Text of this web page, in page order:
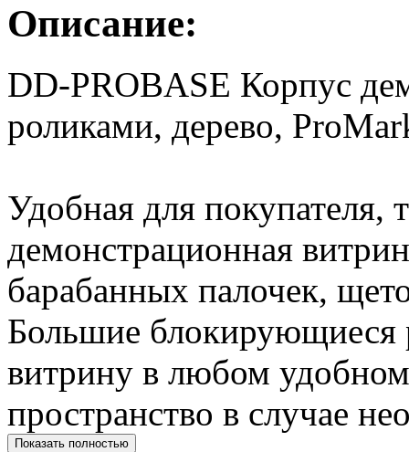
Описание:
DD-PROBASE Корпус
роликами, дерево,
Удобная для покупателя,
демонстрационная
барабанных палочек,
Большие блокирующиеся
витрину в любом
пространство в случае
Показать полностью